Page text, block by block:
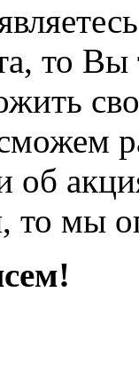
то
об
то мы